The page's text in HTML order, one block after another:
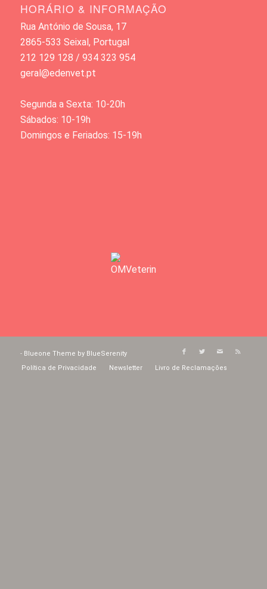
HORÁRIO & INFORMAÇÃO
Rua António de Sousa, 17
2865-533 Seixal, Portugal
212 129 128 / 934 323 954
geral@edenvet.pt
Segunda a Sexta: 10-20h
Sábados: 10-19h
Domingos e Feriados: 15-19h
- Blueone Theme by BlueSerenity
Política de Privacidade
Newsletter Livro de Reclamações